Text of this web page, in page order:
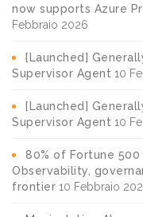
now supports Azure
Febbraio 2026
[Launched]
Supervisor Agent 10
[Launched]
Supervisor Agent 10
80% of Fortune
Observability,
frontier 10 Febbraio